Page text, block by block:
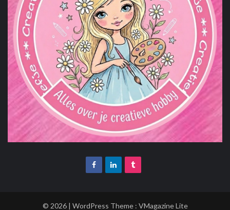
© 2026 | WordPress Theme : VMagazine Lite